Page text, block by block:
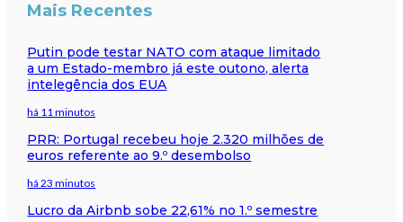
Mais Recentes
Putin pode testar NATO com ataque limitado
a um Estado-membro já este outono, alerta
intelegência dos EUA
há 11 minutos
PRR: Portugal recebeu hoje 2.320 milhões de
euros referente ao 9.º desembolso
há 23 minutos
Lucro da Airbnb sobe 22,61% no 1.º semestre